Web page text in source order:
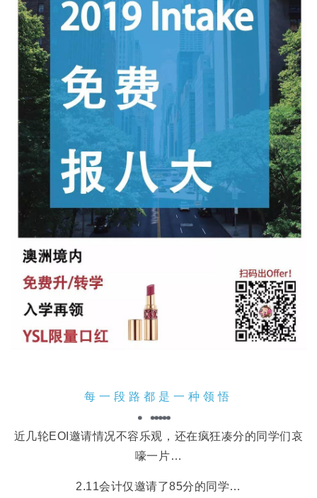
每一段路都是一种领悟
近几轮EOI邀请情况不容乐观，还在疯狂凑分的同学们哀
嚎一片…
2.11会计仅邀请了85分的同学…